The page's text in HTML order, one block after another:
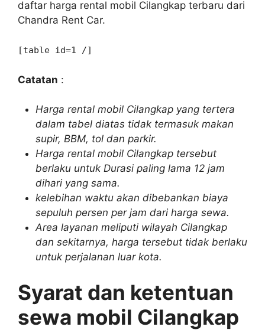
daftar harga rental mobil Cilangkap terbaru dari
Chandra Rent Car.
[table id=1 /]
Catatan :
Harga rental mobil Cilangkap yang tertera
dalam tabel diatas tidak termasuk makan
supir, BBM, tol dan parkir.
Harga rental mobil Cilangkap tersebut
berlaku untuk Durasi paling lama 12 jam
dihari yang sama.
kelebihan waktu akan dibebankan biaya
sepuluh persen per jam dari harga sewa.
Area layanan meliputi wilayah Cilangkap
dan sekitarnya, harga tersebut tidak berlaku
untuk perjalanan luar kota.
Syarat dan ketentuan
sewa mobil Cilangkap